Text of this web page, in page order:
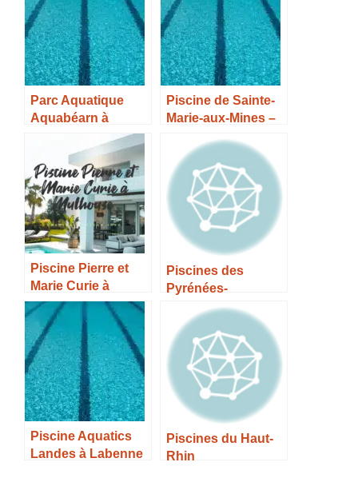
Parc Aquatique
Aquabéarn à
Oloron Sainte Marie
– Horaires, Tarifs et
Infos –
Piscine de Sainte-
Marie-aux-Mines –
infos –
Piscine Pierre et
Marie Curie à
Mulhouse –
Horaires, Tarifs et
infos –
Piscines des
Pyrénées-
Atlantiques
Piscine Aquatics
Landes à Labenne
Piscines du Haut-
Rhin